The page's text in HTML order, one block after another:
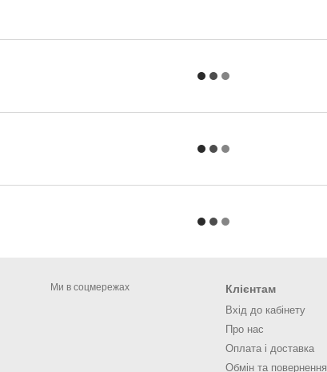
Ми в соцмережах Клієнтам
Вхід до кабінету
Про нас
Оплата і доставка
Обмін та повернення